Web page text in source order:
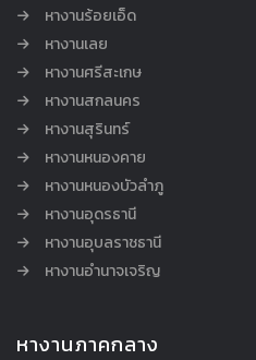
หางานร้อยเอ็ด
หางานเลย
หางานศรีสะเกษ
หางานสกลนคร
หางานสุรินทร์
หางานหนองคาย
หางานหนองบัวลำภู
หางานอุดรธานี
หางานอุบลราชธานี
หางานอำนาจเจริญ
หางานภาคกลาง